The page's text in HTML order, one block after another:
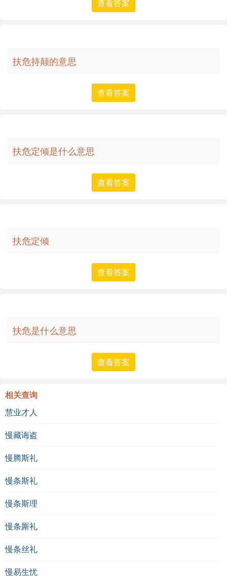
查看答案
扶危持颠的意思
查看答案
扶危定倾是什么意思
查看答案
扶危定倾
查看答案
扶危是什么意思
查看答案
相关查询
慧业才人
慢藏诲盗
慢腾斯礼
慢条斯礼
慢条斯理
慢条厮礼
慢条丝礼
慢易生忧